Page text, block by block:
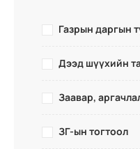
Газрын даргын
Дээд шүүхийн
Заавар,
ЗГ-ын тогтоол